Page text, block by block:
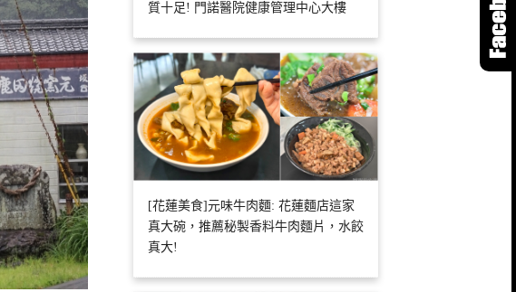
質十足! 門諾醫院健康管理中心大樓
[花蓮美食]元味牛肉麵: 花蓮麵店這家
真大碗，推薦秘製香料牛肉麵片，水餃
真大!